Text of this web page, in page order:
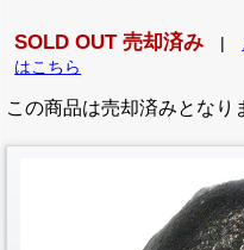
SOLD OUT 売却済み
はこちら
この商品は売却済みとなり